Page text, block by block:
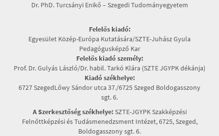
Dr. PhD. Turcsányi Enikő – Szegedi Tudományegyetem
Felelős kiadó:
Egyesület Közép-Európa Kutatására/SZTE-Juhász Gyula
Pedagógusképző Kar
Felelős kiadó személy:
Prof. Dr. Gulyás László/Dr. habil. Tarkó Klára (SZTE JGYPK dékánja)
Kiadó székhelye:
6727 SzegedLőwy Sándor utca 37./6725 Szeged Boldogasszony
sgt. 6.
A Szerkesztőség székhelye:SZTE-JGYPK Szakképzési
Felnőttképzési és Tudásmenedzsment Intézet, 6725, Szeged,
Boldogasszony sgt. 6.